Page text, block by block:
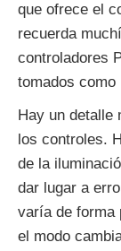
que ofrece el
recuerda
controladores
tomados como
Hay un detalle
los controles.
de la
dar lugar a
varía de forma
el modo